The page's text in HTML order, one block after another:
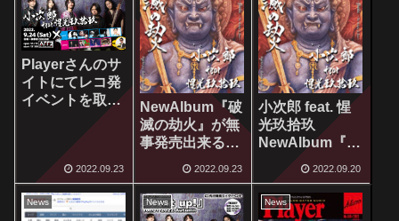
Playerさんのサ
イトにてレコ発
イベントを取り
上げてください
2022.09.23
NewAlbum『破
滅の劫火』が無
事発売出来るこ
2022.09.23
小次郎 feat. 惺
光玖拾玖
NewAlbum『破
滅の劫火』先行
発売について(※
修正記事あり)
2022.09.20
News News News